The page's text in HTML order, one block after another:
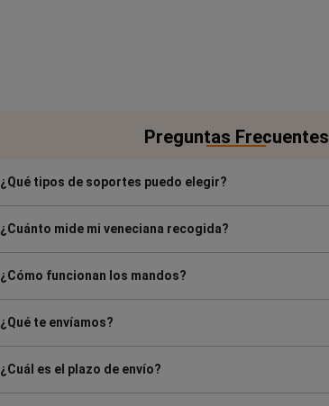
Preguntas Frecuentes
¿Qué tipos de soportes puedo elegir?
¿Cuánto mide mi veneciana recogida?
¿Cómo funcionan los mandos?
¿Qué te envíamos?
¿Cuál es el plazo de envío?